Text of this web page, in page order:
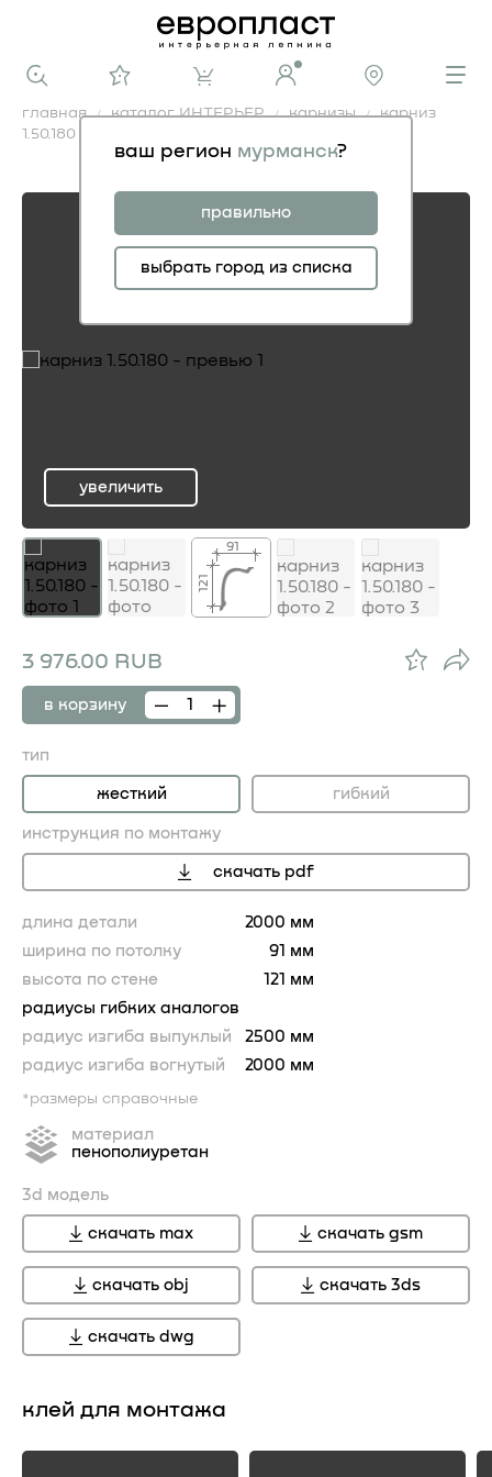
ваш регион мурманск?
правильно
выбрать город из списка
главная каталог ИНТЕРЬЕР карнизы
карниз
1.50.180
карниз 1.50.180
ru
увеличить
91
121
3 976.00 RUB
в корзину
тип
жесткий гибкий
инструкция по монтажу
скачать pdf
длина детали
2000 мм
ширина по потолку
91 мм
высота по стене
121 мм
радиусы гибких аналогов
радиус изгиба выпуклый
2500 мм
радиус изгиба вогнутый
2000 мм
*размеры справочные
материал
пенополиуретан
3d модель
скачать max скачать gsm
скачать obj скачать 3ds
скачать dwg
клей для монтажа